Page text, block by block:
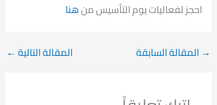
احجز لفعاليات يوم التأسيس منهنا
→ المقالة السابقة المقالة التالية ←